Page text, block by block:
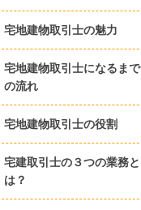
宅地建物取引士の魅力
宅地建物取引士になるまで
の流れ
宅地建物取引士の役割
宅建取引士の３つの業務と
は？